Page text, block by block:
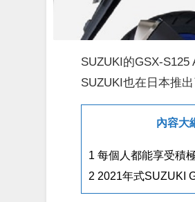
SUZUKI的GSX-
SUZUKI也在日本推
內容大
1 每個人都能享受積
2 2021年式SUZUKI